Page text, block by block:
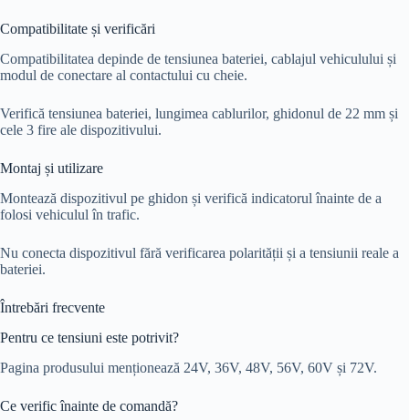
Compatibilitate și verificări
Compatibilitatea depinde de tensiunea bateriei, cablajul vehiculului și
modul de conectare al contactului cu cheie.
Verifică tensiunea bateriei, lungimea cablurilor, ghidonul de 22 mm și
cele 3 fire ale dispozitivului.
Montaj și utilizare
Montează dispozitivul pe ghidon și verifică indicatorul înainte de a
folosi vehiculul în trafic.
Nu conecta dispozitivul fără verificarea polarității și a tensiunii reale a
bateriei.
Întrebări frecvente
Pentru ce tensiuni este potrivit?
Pagina produsului menționează 24V, 36V, 48V, 56V, 60V și 72V.
Ce verific înainte de comandă?